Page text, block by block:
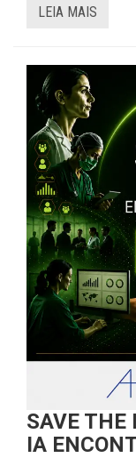
LEIA MAIS
SAVE THE
IA